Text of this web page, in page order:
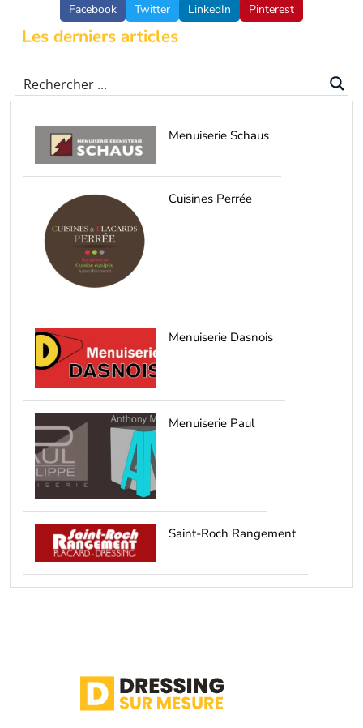
Facebook Twitter LinkedIn Pinterest
Les derniers articles
Menuiserie Schaus
Cuisines Perrée
Menuiserie Dasnois
Menuiserie Paul
Saint-Roch Rangement